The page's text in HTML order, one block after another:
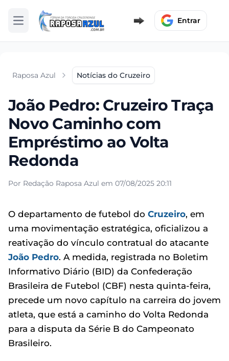
Abrir menu Entrar
Raposa Azul Notícias do Cruzeiro
João Pedro: Cruzeiro Traça
Novo Caminho com
Empréstimo ao Volta
Redonda
Por Redação Raposa Azul em 07/08/2025 20:11
O departamento de futebol do Cruzeiro, em
uma movimentação estratégica, oficializou a
reativação do vínculo contratual do atacante
João Pedro. A medida, registrada no Boletim
Informativo Diário (BID) da Confederação
Brasileira de Futebol (CBF) nesta quinta-feira,
precede um novo capítulo na carreira do jovem
atleta, que está a caminho do Volta Redonda
para a disputa da Série B do Campeonato
Brasileiro.